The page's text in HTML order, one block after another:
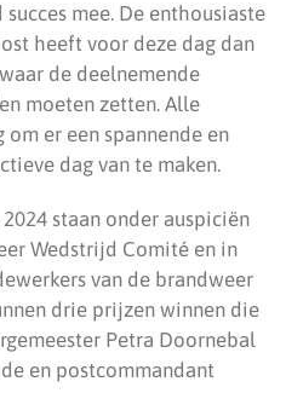
mee. De enthousiaste
heeft voor deze dag dan
de deelnemende
moeten zetten. Alle
er een spannende en
dag van te maken.
staan onder auspiciën
Wedstrijd Comité en in
van de brandweer
drie prijzen winnen die
Petra Doornebal
en postcommandant